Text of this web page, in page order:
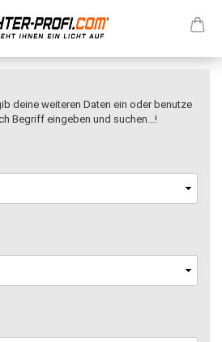
deine weiteren Daten ein oder benutze
Begriff eingeben und suchen...!